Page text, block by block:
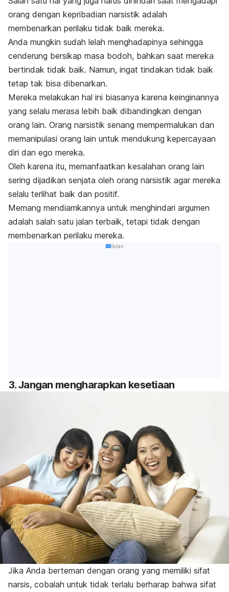
orang dengan kepribadian narsistik adalah
membenarkan perilaku tidak baik mereka.
Anda mungkin sudah lelah menghadapinya sehingga
cenderung bersikap masa bodoh, bahkan saat mereka
bertindak tidak baik. Namun, ingat tindakan tidak baik
tetap tak bisa dibenarkan.
Mereka melakukan hal ini biasanya karena keinginannya
yang selalu merasa lebih baik dibandingkan dengan
orang lain. Orang narsistik senang mempermalukan dan
memanipulasi orang lain untuk mendukung kepercayaan
diri dan ego mereka.
Oleh karena itu, memanfaatkan kesalahan orang lain
sering dijadikan senjata oleh orang narsistik agar mereka
selalu terlihat baik dan positif.
Memang mendiamkannya untuk menghindari argumen
adalah salah satu jalan terbaik, tetapi tidak dengan
membenarkan perilaku mereka.
Iklan
3. Jangan mengharapkan kesetiaan
Jika Anda berteman dengan orang yang memiliki sifat
narsis, cobalah untuk tidak terlalu berharap bahwa sifat